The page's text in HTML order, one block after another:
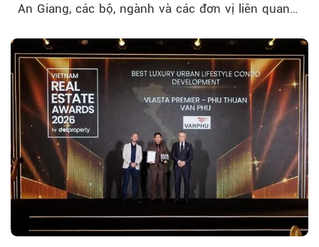
An Giang, các bộ, ngành và các đơn vị liên quan